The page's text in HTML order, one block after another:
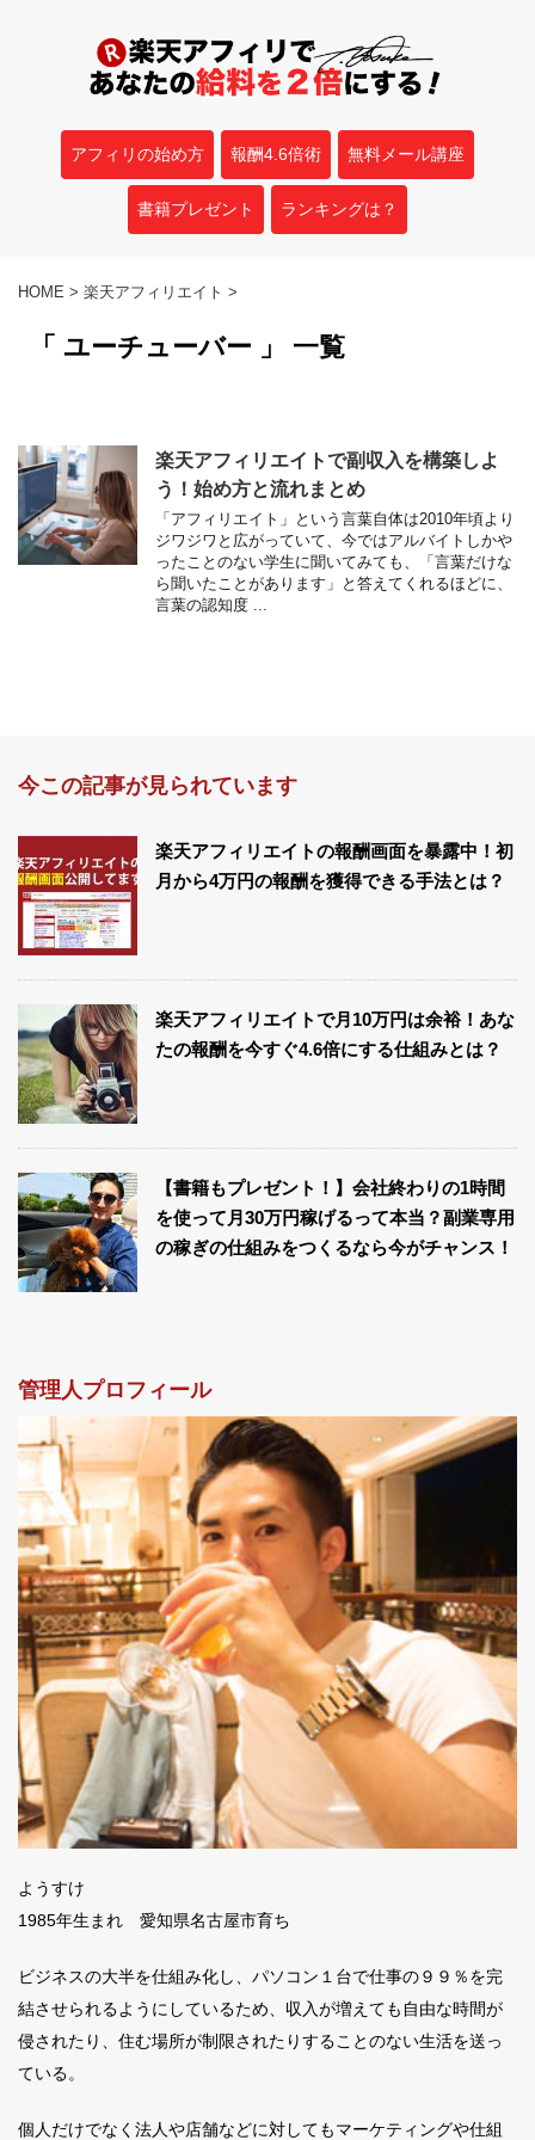
アフィリの始め方 報酬4.6倍術 無料メール講座
書籍プレゼント ランキングは？
HOME > 楽天アフィリエイト >
「 ユーチューバー 」 一覧
楽天アフィリエイトで副収入を構築しよ
う！始め方と流れまとめ
「アフィリエイト」という言葉自体は2010年頃より
ジワジワと広がっていて、今ではアルバイトしかや
ったことのない学生に聞いてみても、「言葉だけな
ら聞いたことがあります」と答えてくれるほどに、
言葉の認知度 ...
今この記事が見られています
楽天アフィリエイトの報酬画面を暴露中！初
月から4万円の報酬を獲得できる手法とは？
楽天アフィリエイトで月10万円は余裕！あな
たの報酬を今すぐ4.6倍にする仕組みとは？
【書籍もプレゼント！】会社終わりの1時間
を使って月30万円稼げるって本当？副業専用
の稼ぎの仕組みをつくるなら今がチャンス！
管理人プロフィール
ようすけ
1985年生まれ 愛知県名古屋市育ち
ビジネスの大半を仕組み化し、パソコン１台で仕事の９９％を完
結させられるようにしているため、収入が増えても自由な時間が
侵されたり、住む場所が制限されたりすることのない生活を送っ
ている。
個人だけでなく法人や店舗などに対してもマーケティングや仕組